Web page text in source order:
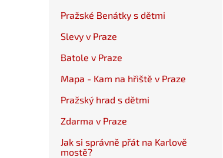
Pražské Benátky s dětmi
Slevy v Praze
Batole v Praze
Mapa - Kam na hřiště v Praze
Pražský hrad s dětmi
Zdarma v Praze
Jak si správně přát na Karlově
mostě?